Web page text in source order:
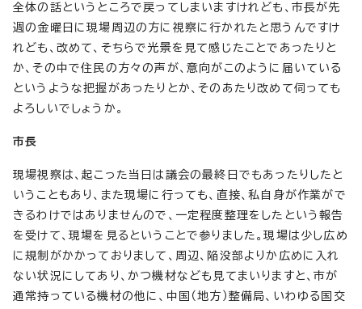
全体の話というところで戻ってしまいますけれども、市長が先
週の金曜日に現場周辺の方に視察に行かれたと思うんですけ
れども、改めて、そちらで光景を見て感じたことであったりと
か、その中で住民の方々の声が、意向がこのように届いている
というような把握があったりとか、そのあたり改めて伺っても
よろしいでしょうか。
市長
現場視察は、起こった当日は議会の最終日でもあったりしたと
いうこともあり、また現場に行っても、直接、私自身が作業がで
きるわけではありませんので、一定程度整理をしたという報告
を受けて、現場を見るということで参りました。現場は少し広め
に規制がかかっておりまして、周辺、陥没部よりか広めに入れ
ない状況にしてあり、かつ機材なども見てまいりますと、市が
通常持っている機材の他に、中国（地方）整備局、いわゆる国交